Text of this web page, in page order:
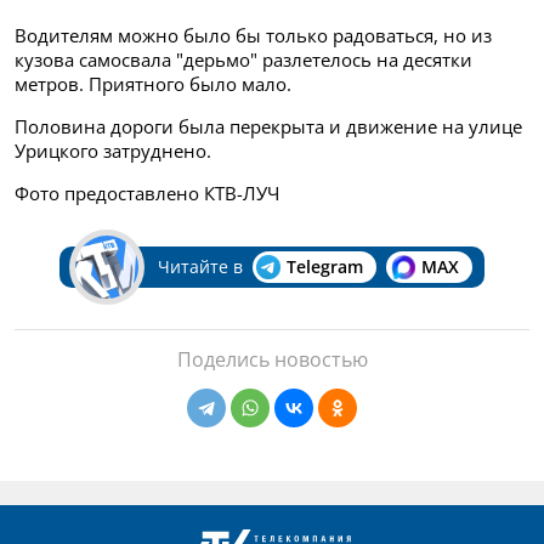
Водителям можно было бы только радоваться, но из
кузова самосвала "дерьмо" разлетелось на десятки
метров. Приятного было мало.
Половина дороги была перекрыта и движение на улице
Урицкого затруднено.
Фото предоставлено КТВ-ЛУЧ
Читайте в Telegram MAX
Поделись новостью